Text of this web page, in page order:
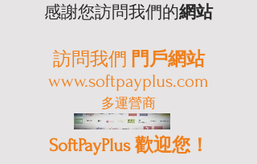
訪問我們 門戶網站
www.softpayplus.com
多運營商
SoftPayPlus 歡迎您！
感謝您訪問我們的網站